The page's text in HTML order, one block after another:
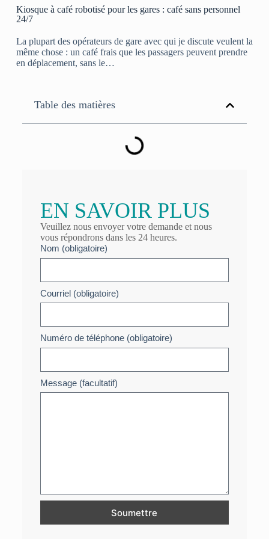
Kiosque à café robotisé pour les gares : café sans personnel
24/7
La plupart des opérateurs de gare avec qui je discute veulent la
même chose : un café frais que les passagers peuvent prendre
en déplacement, sans le…
Table des matières
EN SAVOIR PLUS
Veuillez nous envoyer votre demande et nous
vous répondrons dans les 24 heures.
Nom (obligatoire)
Courriel (obligatoire)
Numéro de téléphone (obligatoire)
Message (facultatif)
Soumettre